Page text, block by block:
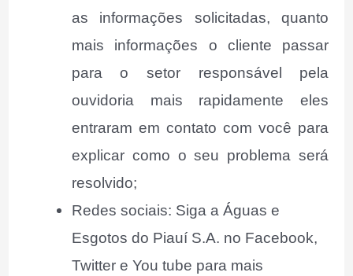
as informações solicitadas, quanto
mais informações o cliente passar
para o setor responsável pela
ouvidoria mais rapidamente eles
entraram em contato com você para
explicar como o seu problema será
resolvido;
Redes sociais: Siga a Águas e
Esgotos do Piauí S.A. no Facebook,
Twitter e You tube para mais